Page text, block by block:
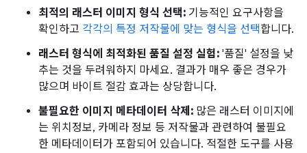
최적의 래스터 이미지 형식 선택: 기능적인 요구사항을
확인하고 각각의 특정 저작물에 맞는 형식을 선택합니다.
래스터 형식에 최적화된 품질 설정 실험: '품질' 설정을 낮
추는 것을 두려워하지 마세요. 결과가 매우 좋은 경우가
많으며 바이트 절감 효과는 상당합니다.
불필요한 이미지 메타데이터 삭제: 많은 래스터 이미지에
는 위치정보, 카메라 정보 등 저작물과 관련하여 불필요
한 메타데이터가 포함되어 있습니다. 적절한 도구를 사용